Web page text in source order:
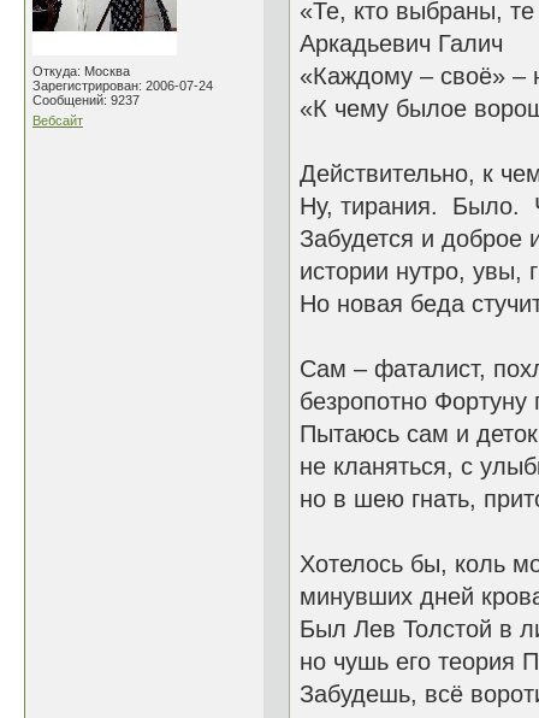
Откуда: Москва
Зарегистрирован: 2006-07-24
Сообщений: 9237
Вебсайт
«Те, кто выбраны,
Аркадьевич Галич
«Каждому – своё» –
«К чему былое
Действительно, к
Ну, тирания. Было.
Забудется и доброе
истории нутро, увы,
Но новая беда
Сам – фаталист,
безропотно Фортуну
Пытаюсь сам и деток
не кланяться, с
но в шею гнать,
Хотелось бы, коль
минувших дней
Был Лев Толстой в
но чушь его теория
Забудешь, всё